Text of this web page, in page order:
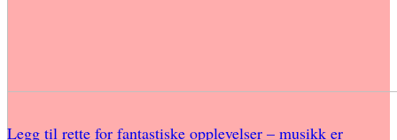
Legg til rette for fantastiske opplevelser – musikk er